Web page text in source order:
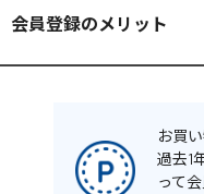
会員登録のメリット
お買
過去1
って